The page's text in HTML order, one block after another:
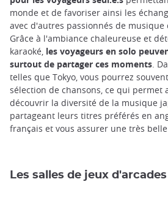
monde et de favoriser ainsi les
avec d'autres passionnés de musique
Grâce à l'ambiance chaleureuse et
karaoké, les voyageurs en solo
surtout de partager ces moments.
telles que Tokyo, vous pourrez
sélection de chansons, ce qui permet
découvrir la diversité de la musique
partageant leurs titres préférés en
français et vous assurer une très
Les salles de jeux d'arcades